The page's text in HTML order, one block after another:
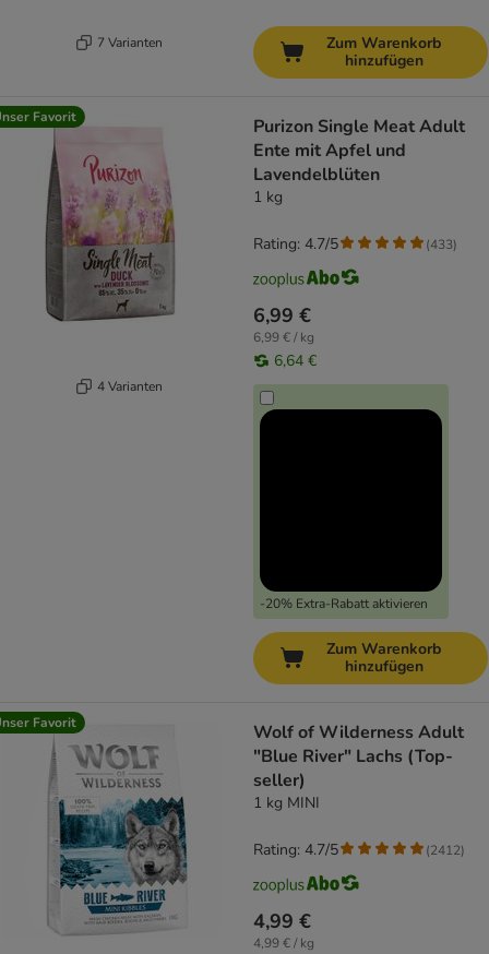
7 Varianten
Zum Warenkorb
hinzufügen
Favorit
4 Varianten
Purizon Single Meat Adult
Ente mit Apfel und
Lavendelblüten
1 kg
6,99 €
6,99 € / kg
6,64 €
-20% Extra-Rabatt aktivieren
Rating: 4.7/5 (433)
Zum Warenkorb
hinzufügen
Favorit
Wolf of Wilderness Adult
"Blue River" Lachs (Top-
seller)
1 kg MINI
4,99 €
4,99 € / kg
Rating: 4.7/5 (2412)